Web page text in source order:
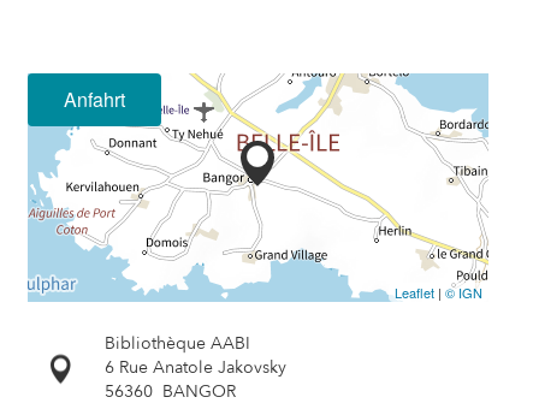
Anfahrt
Leaflet | © IGN
Bibliothèque AABI
6 Rue Anatole Jakovsky
56360 BANGOR